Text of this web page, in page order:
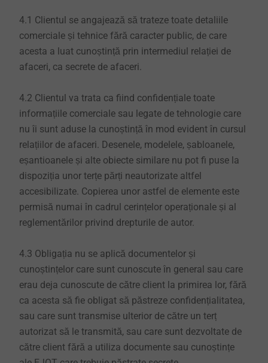
4.1 Clientul se angajează să trateze toate detaliile
comerciale și tehnice fără caracter public, de care
acesta a luat cunoștință prin intermediul relației de
afaceri, ca secrete de afaceri.
4.2 Clientul va trata ca fiind confidențiale toate
informațiile comerciale sau legate de tehnologie care
nu îi sunt aduse la cunoștință în mod evident în cursul
relațiilor de afaceri. Desenele, modelele, șabloanele,
eșantioanele și alte obiecte similare nu pot fi puse la
dispoziția unor terțe părți neautorizate altfel
accesibilizate. Copierea unor astfel de elemente este
permisă numai în cadrul cerințelor operaționale și al
reglementărilor privind drepturile de autor.
4.3 Obligația nu se aplică documentelor și
cunoștințelor care sunt cunoscute în general sau care
erau deja cunoscute de către client la primirea lor, fără
ca acesta să fie obligat să păstreze confidențialitatea,
sau care sunt transmise ulterior de către un terț
autorizat să le transmită, sau care sunt dezvoltate de
către client fără a utiliza documente sau cunoștințe